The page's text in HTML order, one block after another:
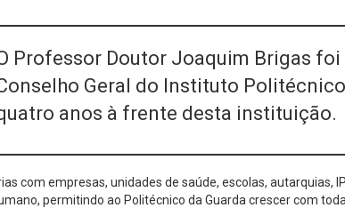
Professor Doutor Joaquim Brigas
Geral do Instituto
anos à frente desta instituição.
com empresas, unidades de saúde, escolas, autarquias,
permitindo ao Politécnico da Guarda crescer com toda